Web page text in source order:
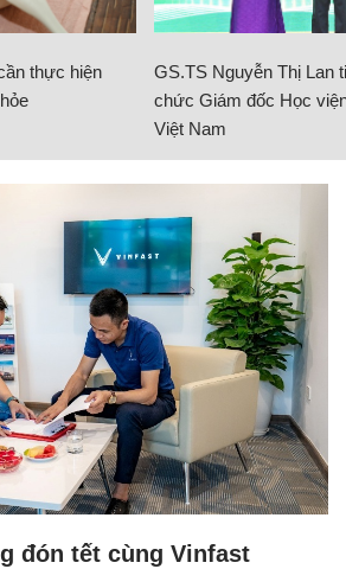
thực hiện
GS.TS Nguyễn Thị Lan
chức Giám đốc Học
Việt Nam
đón tết cùng Vinfast